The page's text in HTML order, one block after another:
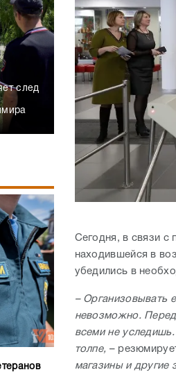
след
Сегодня, в связи с
находившейся в
убедились в
– Организовывать
невозможно.
всеми не
толпе, –
магазины и другие